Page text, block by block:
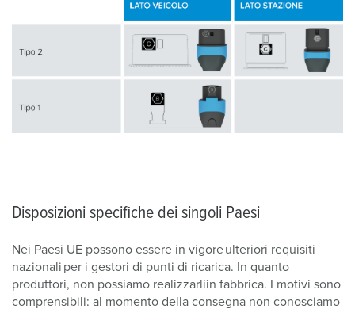
Disposizioni specifiche dei singoli Paesi
Nei Paesi UE possono essere in vigore ulteriori requisiti
nazionali per i gestori di punti di ricarica. In quanto
produttori, non possiamo realizzarliin fabbrica. I motivi sono
comprensibili: al momento della consegna non conosciamo